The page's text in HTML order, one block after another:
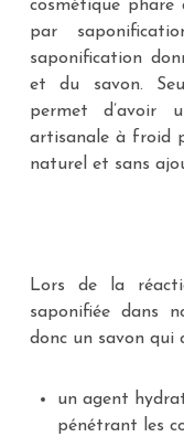
cosmétique
par
saponification
et du savon.
permet d’avoir
artisanale à froid
naturel et sans
Lors de la
saponifiée dans
donc un savon qui
un agent
pénétrant les